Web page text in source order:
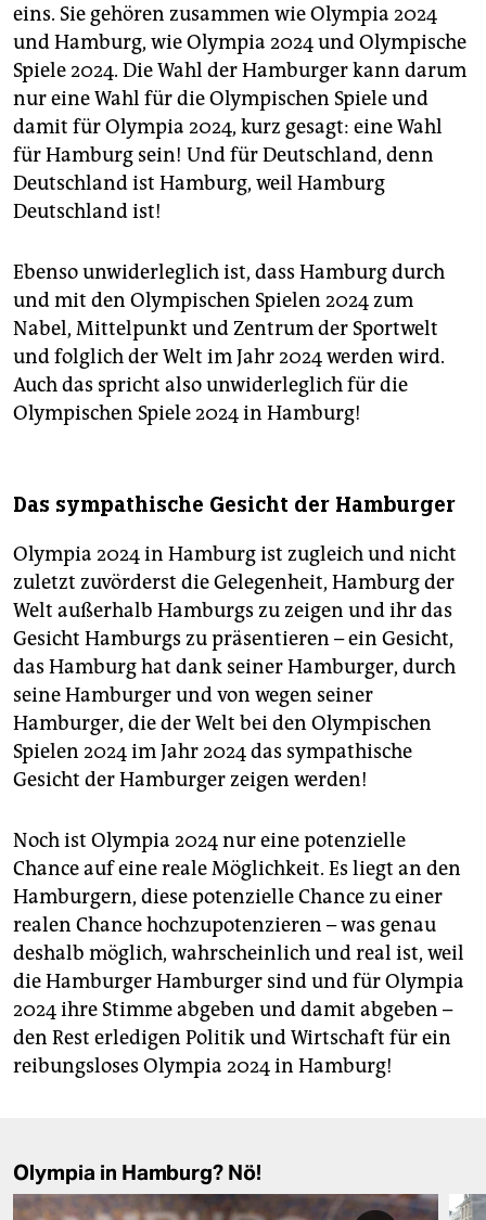
eins. Sie gehören zusammen wie Olympia 2024
und Hamburg, wie Olympia 2024 und Olympische
Spiele 2024. Die Wahl der Hamburger kann darum
nur eine Wahl für die Olympischen Spiele und
damit für Olympia 2024, kurz gesagt: eine Wahl
für Hamburg sein! Und für Deutschland, denn
Deutschland ist Hamburg, weil Hamburg
Deutschland ist!
Ebenso unwiderleglich ist, dass Hamburg durch
und mit den Olympischen Spielen 2024 zum
Nabel, Mittelpunkt und Zentrum der Sportwelt
und folglich der Welt im Jahr 2024 werden wird.
Auch das spricht also unwiderleglich für die
Olympischen Spiele 2024 in Hamburg!
Das sympathische Gesicht der Hamburger
Olympia 2024 in Hamburg ist zugleich und nicht
zuletzt zuvörderst die Gelegenheit, Hamburg der
Welt außerhalb Hamburgs zu zeigen und ihr das
Gesicht Hamburgs zu präsentieren – ein Gesicht,
das Hamburg hat dank seiner Hamburger, durch
seine Hamburger und von wegen seiner
Hamburger, die der Welt bei den Olympischen
Spielen 2024 im Jahr 2024 das sympathische
Gesicht der Hamburger zeigen werden!
Noch ist Olympia 2024 nur eine potenzielle
Chance auf eine reale Möglichkeit. Es liegt an den
Hamburgern, diese potenzielle Chance zu einer
realen Chance hochzupotenzieren – was genau
deshalb möglich, wahrscheinlich und real ist, weil
die Hamburger Hamburger sind und für Olympia
2024 ihre Stimme abgeben und damit abgeben –
den Rest erledigen Politik und Wirtschaft für ein
reibungsloses Olympia 2024 in Hamburg!
Olympia in Hamburg? Nö!